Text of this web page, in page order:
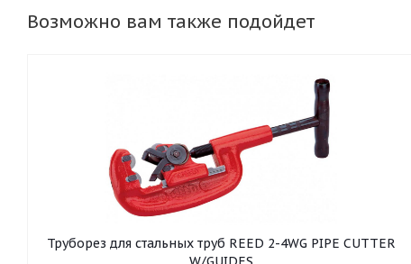
Возможно вам также подойдет
Труборез для стальных труб REED 2-4WG PIPE CUTTER